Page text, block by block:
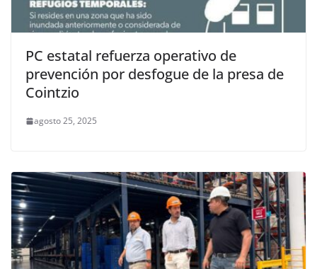
PC estatal refuerza operativo de
prevención por desfogue de la presa de
Cointzio
agosto 25, 2025